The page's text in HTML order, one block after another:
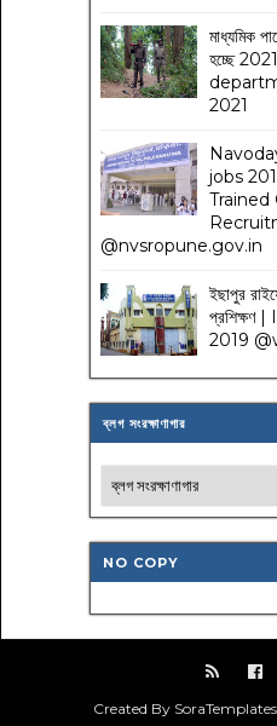
মাধ্যমিক
হচ্ছে
2021
jobs
Trained
@nvsropune.gov.in
ইছাপুর
প্রশিক্ষণ
2019
ব্লগ সংরক্ষাণাগার
NO COPY
Created By